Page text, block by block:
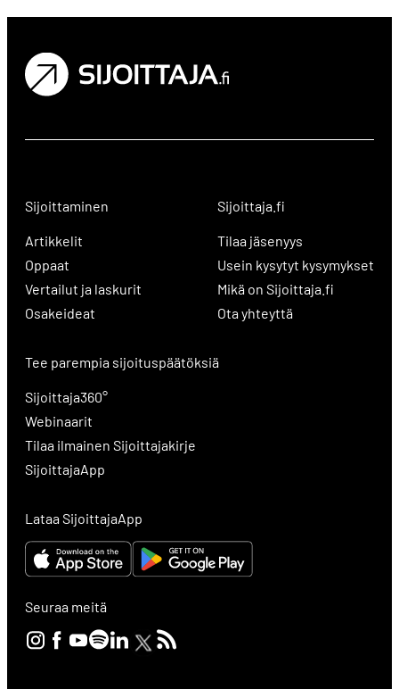
Sijoittaminen
Artikkelit
Oppaat
Vertailut ja laskurit
Osakeideat
Sijoittaja.fi
Tilaa jäsenyys
Usein kysytyt kysymykset
Mikä on Sijoittaja.fi
Ota yhteyttä
Tee parempia sijoituspäätöksiä
Sijoittaja360°
Webinaarit
Tilaa ilmainen Sijoittajakirje
SijoittajaApp
Lataa SijoittajaApp
Seuraa meitä